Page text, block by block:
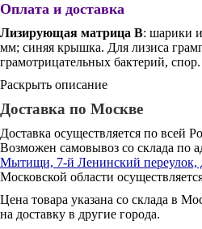
Оплата и доставка
Лизирующая матрица B: шарики
мм; синяя крышка. Для лизиса
грамотрицательных бактерий, спор.
Раскрыть описание
Доставка по Москве
Доставка осуществляется по всей
Возможен самовывоз со склада по
Мытищи, 7-й Ленинский переулок,
Московской области
Цена товара указана со склада в
на доставку в другие города.